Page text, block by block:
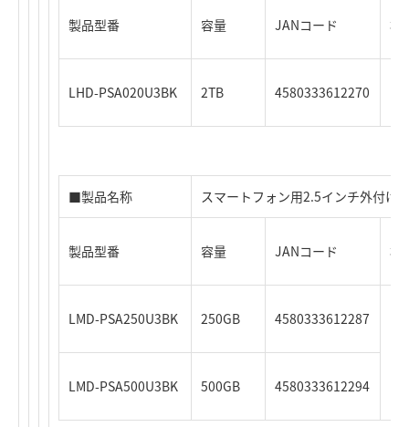
製品型番 容量 JANコード 標
LHD-PSA020U3BK 2TB 4580333612270
■製品名称 スマートフォン用2.5インチ外付け
製品型番 容量 JANコード 標
LMD-PSA250U3BK 250GB
4580333612287
LMD-PSA500U3BK
500GB 4580333612294